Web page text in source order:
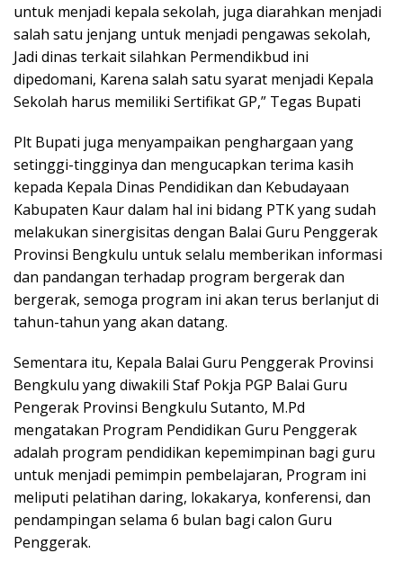
untuk menjadi kepala sekolah, juga diarahkan menjadi
salah satu jenjang untuk menjadi pengawas sekolah,
Jadi dinas terkait silahkan Permendikbud ini
dipedomani, Karena salah satu syarat menjadi Kepala
Sekolah harus memiliki Sertifikat GP,” Tegas Bupati
Plt Bupati juga menyampaikan penghargaan yang
setinggi-tingginya dan mengucapkan terima kasih
kepada Kepala Dinas Pendidikan dan Kebudayaan
Kabupaten Kaur dalam hal ini bidang PTK yang sudah
melakukan sinergisitas dengan Balai Guru Penggerak
Provinsi Bengkulu untuk selalu memberikan informasi
dan pandangan terhadap program bergerak dan
bergerak, semoga program ini akan terus berlanjut di
tahun-tahun yang akan datang.
Sementara itu, Kepala Balai Guru Penggerak Provinsi
Bengkulu yang diwakili Staf Pokja PGP Balai Guru
Pengerak Provinsi Bengkulu Sutanto, M.Pd
mengatakan Program Pendidikan Guru Penggerak
adalah program pendidikan kepemimpinan bagi guru
untuk menjadi pemimpin pembelajaran, Program ini
meliputi pelatihan daring, lokakarya, konferensi, dan
pendampingan selama 6 bulan bagi calon Guru
Penggerak.